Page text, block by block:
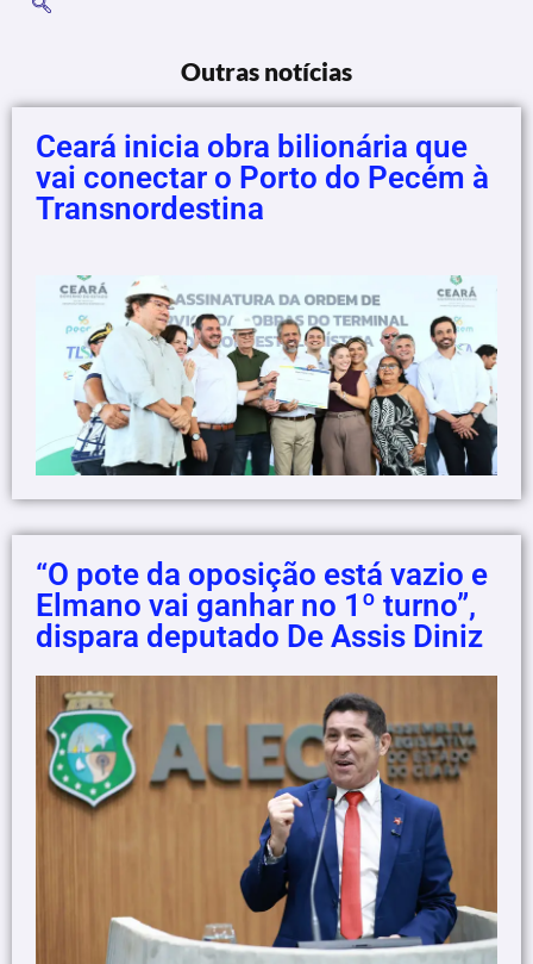
Outras notícias
Ceará inicia obra bilionária que
vai conectar o Porto do Pecém à
Transnordestina
“O pote da oposição está vazio e
Elmano vai ganhar no 1º turno”,
dispara deputado De Assis Diniz